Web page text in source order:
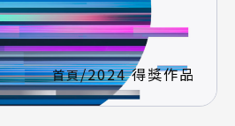
首頁/2024 得獎作品